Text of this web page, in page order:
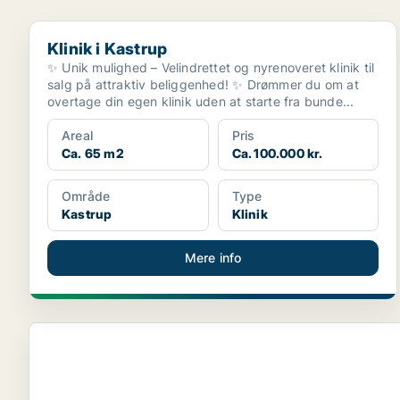
Klinik i Kastrup
Klinik i Kastrup
✨ Unik mulighed – Velindrettet og nyrenoveret klinik til
salg på attraktiv beliggenhed! ✨ Drømmer du om at
overtage din egen klinik uden at starte fra bunde...
Areal
Ca. 65 m2
Pris
Ca. 100.000 kr.
Område
Kastrup
Type
Klinik
Mere info